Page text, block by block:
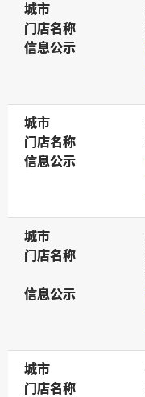
城市
城市
门店名称
门店名称
信息公示
信息公示
城市
城市
门店名称
门店名称
信息公示
信息公示
城市
城市
门店名称
门店名称
信息公示
信息公示
城市
城市
门店名称
门店名称